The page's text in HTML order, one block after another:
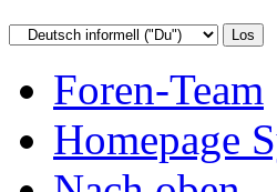
Foren-Team
Homepage